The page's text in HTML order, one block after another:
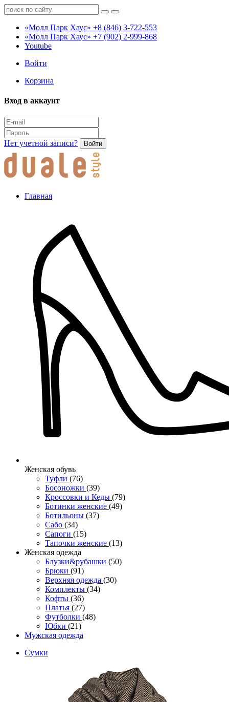
«Молл Парк Хаус» +8 (846) 3-722-553
«Молл Парк Хаус» +7 (902) 2-999-868
Youtube
Войти
Корзина
Вход в аккаунт
Нет учетной записи? Войти
Главная
Женcкая обувь
Туфли (76)
Босоножки (39)
Кроссовки и Кеды (79)
Ботинки женские (49)
Ботильоны (37)
Сабо (34)
Сапоги (15)
Тапочки женские (13)
Женская одежда
Блузки&рубашки (50)
Брюки (91)
Верхняя одежда (30)
Комплекты (34)
Кофты (36)
Платья (27)
Футболки (48)
Юбки (21)
Мужская одежда
Сумки